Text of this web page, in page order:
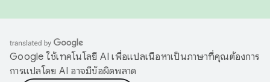
Google ใช้เทคโนโลยี AI เพื่อแปลเนื้อหาเป็นภาษาที่คุณต้องการ
การแปลโดย AI อาจมีข้อผิดพลาด